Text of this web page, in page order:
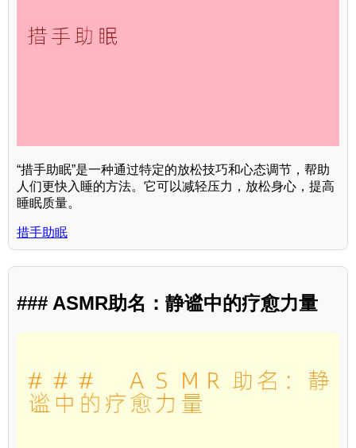
“措手助眠”是一种通过特定的放松技巧和心态调节，帮助
人们更快入睡的方法。它可以减轻压力，放松身心，提高
睡眠质量。
措手助眠
### ASMR助名：静谧中的疗愈力量